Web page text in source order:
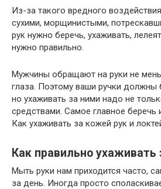
Из-за такого вредного
сухими, морщинистыми,
рук нужно беречь, ухаживать,
нужно правильно.
Мужчины обращают на руки не
глаза. Поэтому ваши ручки должны
но ухаживать за ними надо не
средствами. Самое главное беречь
Как ухаживать за кожей рук и
Как правильно ухаживать
Мыть руки нам приходится часто,
за день. Иногда просто